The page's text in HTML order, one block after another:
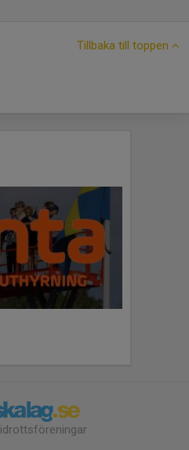
Tillbaka till toppen
idrottsföreningar